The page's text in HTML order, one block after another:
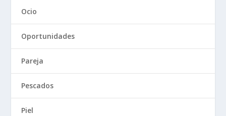
Ocio
Oportunidades
Pareja
Pescados
Piel